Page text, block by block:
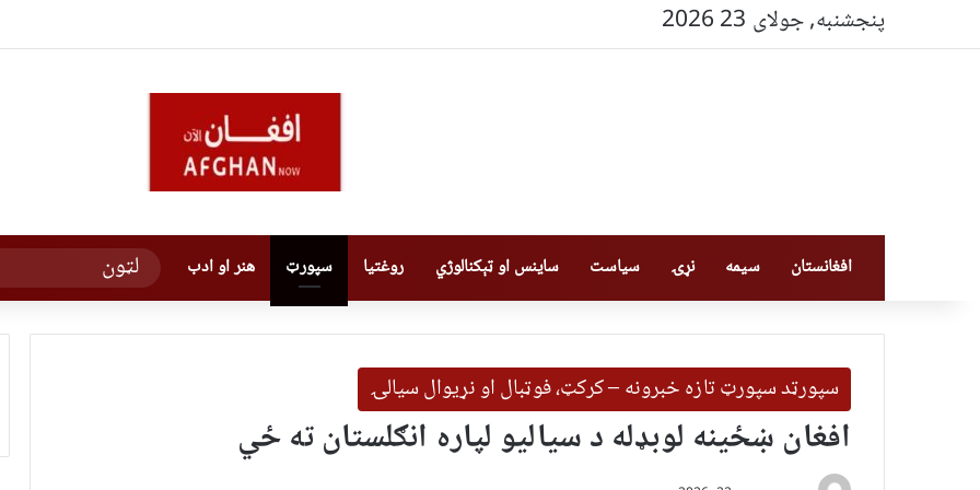
پنجشنبه, جولای 23 2026
افغانستان سیمه نړۍ سیاست ساینس او ټېکنالوژي روغتیا سپورټ هنر او ادب
سپورټد سپورټ تازه خبرونه – کرکټ، فوټبال او نړیوال سیالۍ
افغان ښځینه لوبډله د سیالیو لپاره انګلستان ته ځي